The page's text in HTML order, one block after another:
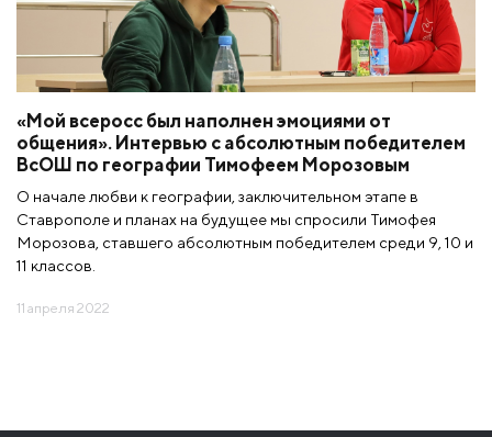
«Мой всеросс был наполнен эмоциями от
общения». Интервью с абсолютным победителем
ВсОШ по географии Тимофеем Морозовым
О начале любви к географии, заключительном этапе в
Ставрополе и планах на будущее мы спросили Тимофея
Морозова, ставшего абсолютным победителем среди 9, 10 и
11 классов.
11 апреля 2022